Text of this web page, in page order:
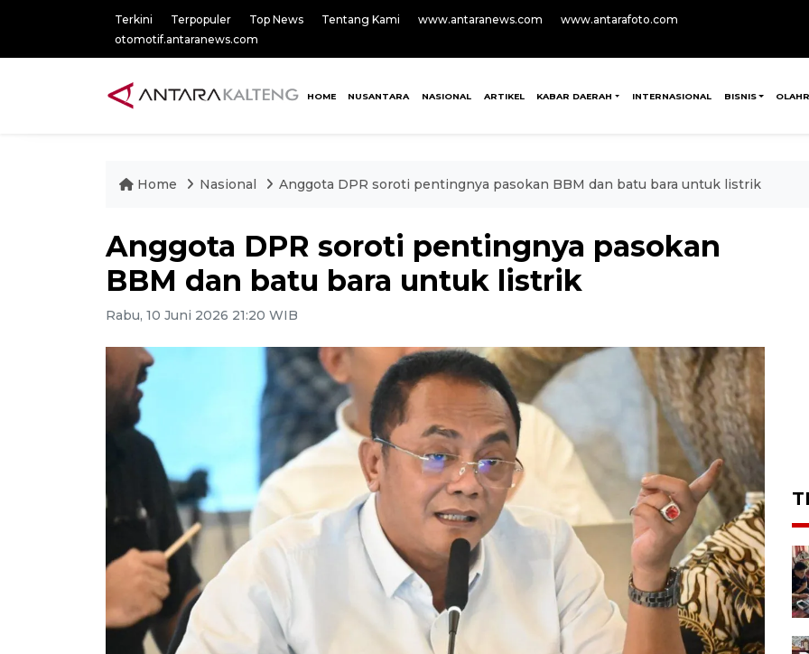
Terkini Terpopuler Top News Tentang Kami www.antaranews.com
www.antarafoto.com
otomotif.antaranews.com
HOME NUSANTARA NASIONAL ARTIKEL KABAR DAERAH INTERNASIONAL BISNIS
Home Nasional Anggota DPR soroti pentingnya pasokan BBM dan batu bara untuk listrik
Anggota DPR soroti pentingnya pasokan
BBM dan batu bara untuk listrik
Rabu, 10 Juni 2026 21:20 WIB